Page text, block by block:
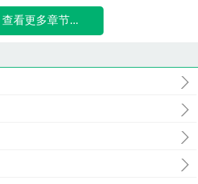
查看更多章节...